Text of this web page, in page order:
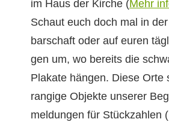
im Haus der Kirche (Mehr
Schaut euch doch mal in
barschaft oder auf euren
gen um, wo bere­its die
Plakate hän­gen. Diese
rangige Objek­te unser­er
mel­dun­gen für Stück­zahlen